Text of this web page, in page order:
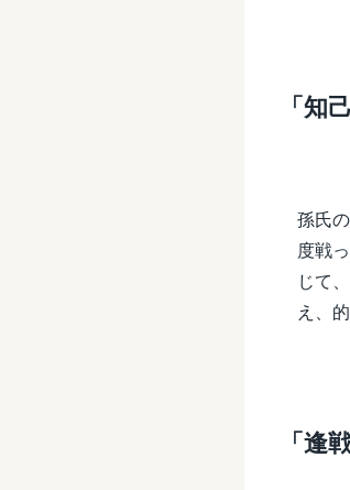
「知
孫氏
度戦
じて
え、
「逢